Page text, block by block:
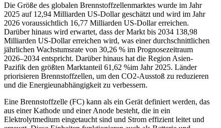
Die Größe des globalen Brennstoffzellenmarktes wurde im Jahr
2025 auf 12,94 Milliarden US-Dollar geschätzt und wird im Jahr
2026 voraussichtlich 16,77 Milliarden US-Dollar erreichen.
Darüber hinaus wird erwartet, dass der Markt bis 2034 138,98
Milliarden US-Dollar erreichen wird, was einer durchschnittlichen
jährlichen Wachstumsrate von 30,26 % im Prognosezeitraum
2026–2034 entspricht. Darüber hinaus hat die Region Asien-
Pazifik den größten Marktanteil 61,62 %im Jahr 2025. Länder
priorisieren Brennstoffzellen, um den CO2-Ausstoß zu reduzieren
und die Energieunabhängigkeit zu verbessern.
Eine Brennstoffzelle (FC) kann als ein Gerät definiert werden, das
aus einer Kathode und einer Anode besteht, die in ein
Elektrolytmedium eingetaucht sind und Strom effizient leitet und